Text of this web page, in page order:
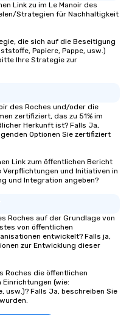
Link zu im Le Manoir des
Strategien für Nachhaltigkeit
die sich auf die Beseitigung
Papiere, Pappe, usw.)
Ihre Strategie zur
des Roches und/oder die
zertifiziert, das zu 51% im
Herkunft ist? Falls Ja,
Optionen Sie zertifiziert
Link zum öffentlichen Bericht
Verpflichtungen und Initiativen in
und Integration angeben?
Roches auf der Grundlage von
von öffentlichen
entwickelt? Falls ja,
zur Entwicklung dieser
Roches die öffentlichen
(wie:
usw.)? Falls Ja, beschreiben Sie